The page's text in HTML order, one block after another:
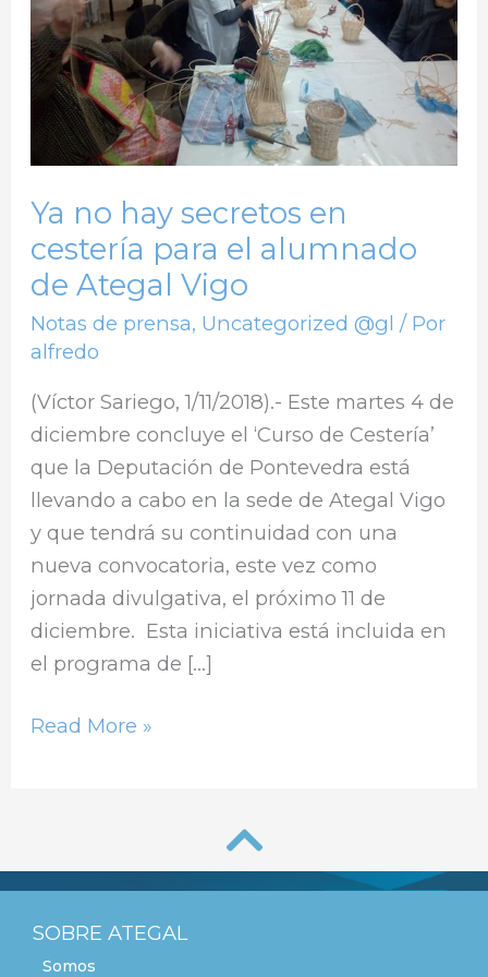
Ya no hay secretos en
cestería para el alumnado
de Ategal Vigo
Notas de prensa, Uncategorized @gl / Por
alfredo
(Víctor Sariego, 1/11/2018).- Este martes 4 de
diciembre concluye el ‘Curso de Cestería’
que la Deputación de Pontevedra está
llevando a cabo en la sede de Ategal Vigo
y que tendrá su continuidad con una
nueva convocatoria, este vez como
jornada divulgativa, el próximo 11 de
diciembre. Esta iniciativa está incluida en
el programa de […]
en
cestería
para
el
alumnado
Ategal
Vigo
Read More »
SOBRE ATEGAL
Somos